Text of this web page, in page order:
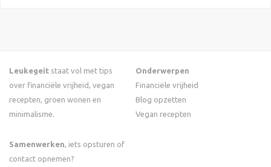
Leukegeit staat vol met tips
over financiële vrijheid, vegan
recepten, groen wonen en
minimalisme.
Samenwerken, iets opsturen of
contact opnemen?
Onderwerpen
Financiële vrijheid
Blog opzetten
Vegan recepten